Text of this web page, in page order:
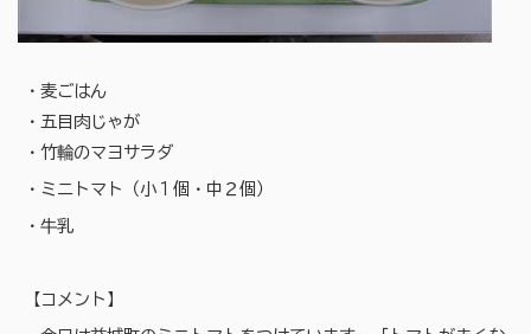
・麦ごはん
・五目肉じゃが
・竹輪のマヨサラダ
・ミニトマト（小１個・中２個）
・牛乳
【コメント】